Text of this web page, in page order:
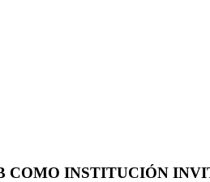
COMO INSTITUCIÓN